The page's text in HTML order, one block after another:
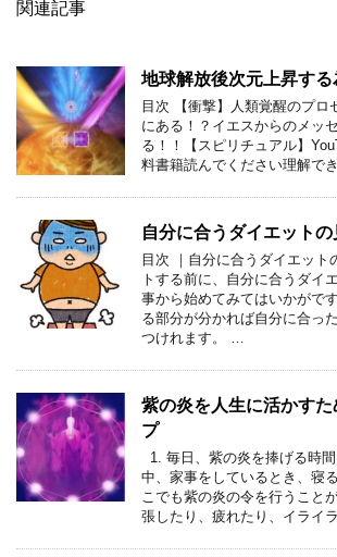
関連記事
地球解放後次元上昇する
目次 【衝撃】人類覚醒のプロ
にある！？イエスからのメッ
る！！【スピリチュアル】
料書籍読んでください理解で
自分に合うダイエット
目次 ｜自分に合うダイエット
トする前に、自分に合うダイ
事から始めてみてはいかがで
る部分が分かれば自分に合っ
つけれます。 …
紫の炎を人生に活かす
プ
1. 毎日、紫の炎を捧げる時
中、家事をしているとき、寝
こでも紫の炎の令を行うこと
張したり、疲れたり、イライ